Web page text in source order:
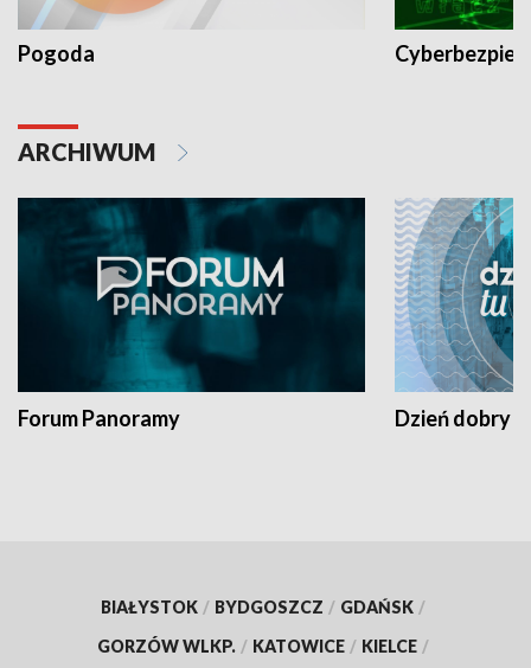
Pogoda
ARCHIWUM
Forum Panoramy Dzień dobry
BIAŁYSTOK / BYDGOSZCZ / GDAŃSK /
GORZÓW WLKP. / KATOWICE / KIELCE /